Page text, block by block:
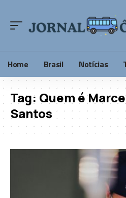
Home Brasil Notícias
Tag: Quem é
Santos